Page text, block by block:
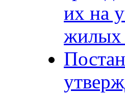
их на
жилых